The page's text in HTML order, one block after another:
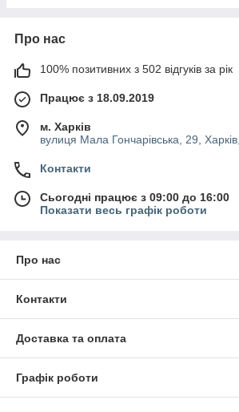
Про нас
100% позитивних з 502 відгуків за рік
Працює з 18.09.2019
м. Харків
вулиця Мала Гончарівська, 29,
Контакти
Сьогодні працює з 09:00 до 16:00
Показати весь графік роботи
Про нас
Контакти
Доставка та оплата
Графік роботи